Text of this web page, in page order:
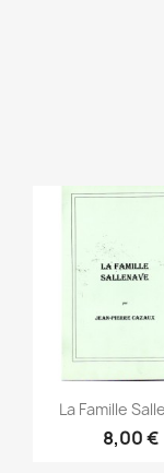
Aperçu
La Famille
8,00 €